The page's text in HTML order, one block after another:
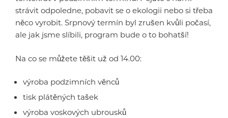
strávit odpoledne, pobavit se o ekologii nebo si třeba
něco vyrobit. Srpnový termín byl zrušen kvůli počasí,
ale jak jsme slíbili, program bude o to bohatší!
Na co se můžete těšit už od 14.00:
výroba podzimních věnců
tisk plátěných tašek
výroba voskových ubrousků